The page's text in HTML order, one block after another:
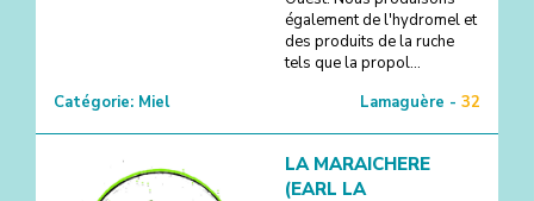
également de l'hydromel et
des produits de la ruche
tels que la propol...
Catégorie: Miel Lamaguère - 32
LA MARAICHERE
(EARL LA